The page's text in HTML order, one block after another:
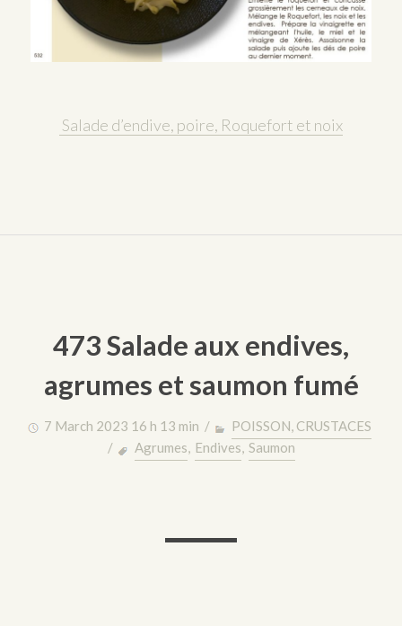
Salade d’endive, poire, Roquefort et noix
473 Salade aux endives,
agrumes et saumon fumé
7 March 2023 16 h 13 min /
POISSON, CRUSTACES
/
Agrumes, Endives, Saumon